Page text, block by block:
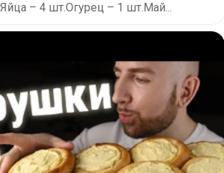
– 4 шт.Огурец – 1 шт.Май...